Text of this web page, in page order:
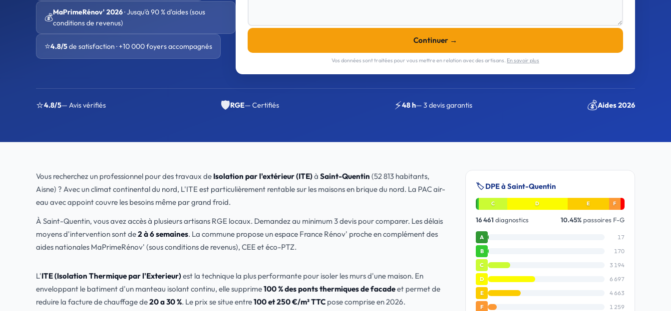
💰MaPrimeRénov' 2026· Jusqu'à 90 % d'aides (sous
conditions de revenus)
⭐4.8/5de satisfaction · +10 000 foyers accompagnés
Continuer →
Vos données sont traitées pour vous mettre en relation avec des artisans. En savoir plus
⭐4.8/5— Avis vérifiés 🛡️RGE— Certifiés ⚡48 h— 3 devis garantis 💰Aides 2026
Vous recherchez un professionnel pour des travaux de Isolation par l'extérieur (ITE)à Saint-Quentin (52 813 habitants,
Aisne) ? Avec un climat continental du nord, L'ITE est particulièrement rentable sur les maisons en brique du nord. La PAC air-
eau avec appoint couvre les besoins même par grand froid.
À Saint-Quentin, vous avez accès à plusieurs artisans RGE locaux. Demandez au minimum 3 devis pour comparer. Les délais
moyens d'intervention sont de2 à 6 semaines. La commune propose un espace France Rénov' proche en complément des
aides nationales MaPrimeRénov' (sous conditions de revenus), CEE et éco-PTZ.
L'ITE (Isolation Thermique par l'Exterieur)est la technique la plus performante pour isoler les murs d'une maison. En
enveloppant le batiment d'un manteau isolant continu, elle supprime100 % des ponts thermiques de facadeet permet de
reduire la facture de chauffage de20 a 30 %. Le prix se situe entre100 et 250 €/m² TTC pose comprise en 2026.
🏷️ DPE à Saint-Quentin
C D E F
16 461 diagnostics 10.45%passoires F-G
A 17
B 170
C 3 194
D 6 697
E 4 663
F 1 259